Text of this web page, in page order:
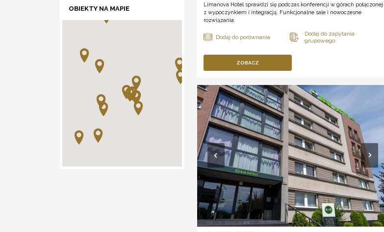
OBIEKTY NA MAPIE
Limanova Hotel sprawdzi się podczas konferencji w górach połączonej
z wypoczynkiem i integracją. Funkcjonalne sale i nowoczesne
rozwiązania.
ZOBACZ